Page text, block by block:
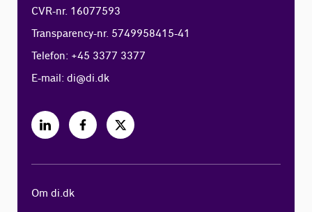
CVR-nr. 16077593
Transparency-nr. 5749958415-41
Telefon: +45 3377 3377
E-mail:di@di.dk
Om di.dk